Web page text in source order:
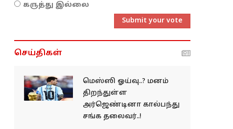
கருத்து இல்லை
Submit your vote
செய்திகள்
மெஸ்ஸி ஓய்வு..? மனம்
திறந்துள்ள
அர்ஜெண்டினா கால்பந்து
சங்க தலைவர்..!